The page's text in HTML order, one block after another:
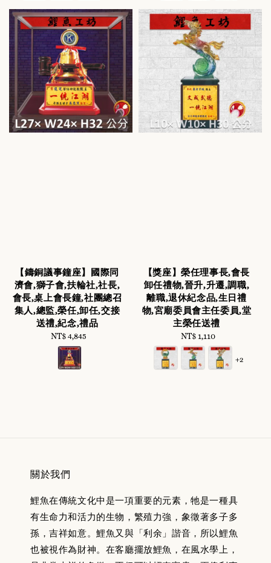
【鑄銅議事鐘座】國際同
濟會,獅子會,扶輪社,社長,
會長,桌上會長鐘,社團總召
集人,總監,榮任,卸任,交接
送禮,紀念,禮品
Regular
price
NT$ 4,845
【獎座】榮任理事長,會長
卸任禮物,晉升,升遷,調職,
離職,退休紀念品,生日禮
物,宮廟委員會主任委員,堂
主榮任送禮
Regular
price
NT$ 1,110
+2
關於我們
鯉魚在傳統文化中是一項重要的元素，牠是一種具
有生命力和活力的生物，繁殖力強，象徵著多子多
孫，吉祥如意。鯉魚又與「利余」諧音，所以鯉魚
也被視作為財神。在客廳擺放鯉魚，在風水學上，